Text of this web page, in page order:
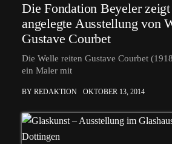
Die Fondation Beyeler
angelegte Ausstellung von
Gustave Courbet
Die Welle reiten Gustave Courbet
ein Maler mit
BY REDAKTION OKTOBER 13, 2014